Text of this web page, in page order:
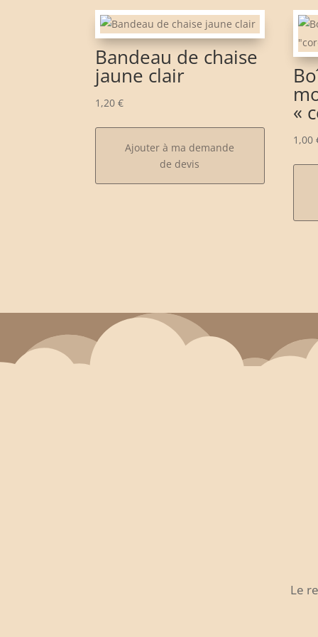
Bandeau de chaise
jaune clair
1,20€
Ajouter à ma demande
de devis
«
1,00
Le